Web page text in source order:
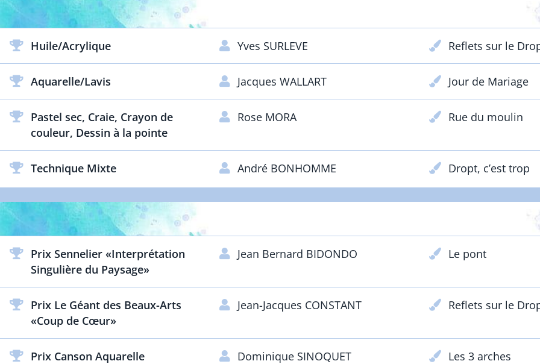
Huile/Acrylique Yves SURLEVE Reflets sur le
Aquarelle/Lavis Jacques WALLART Jour de Mariage
Pastel sec, Craie, Crayon de
couleur, Dessin à la pointe
Rose MORA Rue du moulin
Technique Mixte André BONHOMME Dropt, c’est trop
Prix Sennelier «Interprétation
Singulière du Paysage»
Jean Bernard BIDONDO Le pont
Prix Le Géant des Beaux-Arts
«Coup de Cœur»
Jean-Jacques CONSTANT Reflets sur le
Prix Canson Aquarelle Dominique SINOQUET Les 3 arches